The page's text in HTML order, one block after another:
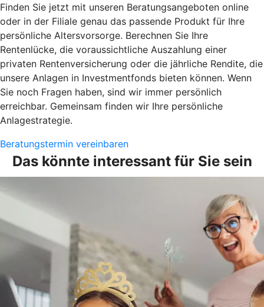
Finden Sie jetzt mit unseren Beratungsangeboten online
oder in der Filiale genau das passende Produkt für Ihre
persönliche Altersvorsorge. Berechnen Sie Ihre
Rentenlücke, die voraussichtliche Auszahlung einer
privaten Rentenversicherung oder die jährliche Rendite, die
unsere Anlagen in Investmentfonds bieten können. Wenn
Sie noch Fragen haben, sind wir immer persönlich
erreichbar. Gemeinsam finden wir Ihre persönliche
Anlagestrategie.
Beratungstermin vereinbaren
Das könnte interessant für Sie sein